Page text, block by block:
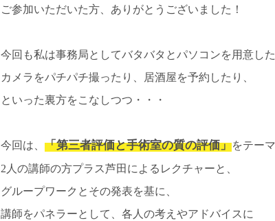
ご参加いただいた方、ありがとうございました！
今回も私は事務局としてバタバタとパソコンを用意した
カメラをパチパチ撮ったり、居酒屋を予約したり、
といった裏方をこなしつつ・・・
今回は、 「第三者評価と手術室の質の評価」をテーマ
2人の講師の方プラス芦田によるレクチャーと、
グループワークとその発表を基に、
講師をパネラーとして、各人の考えやアドバイスに